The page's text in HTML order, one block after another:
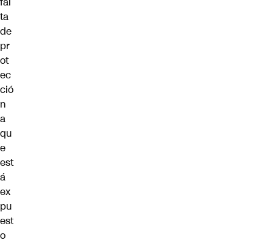
ta
de
pr
ot
ec
ció
n
a
qu
e
est
á
ex
pu
est
o